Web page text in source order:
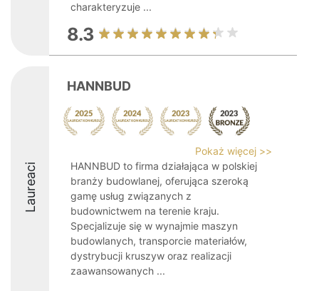
charakteryzuje ...
8.3
Laureaci
HANNBUD
Pokaż więcej >>
HANNBUD to firma działająca w polskiej
branży budowlanej, oferująca szeroką
gamę usług związanych z
budownictwem na terenie kraju.
Specjalizuje się w wynajmie maszyn
budowlanych, transporcie materiałów,
dystrybucji kruszyw oraz realizacji
zaawansowanych ...